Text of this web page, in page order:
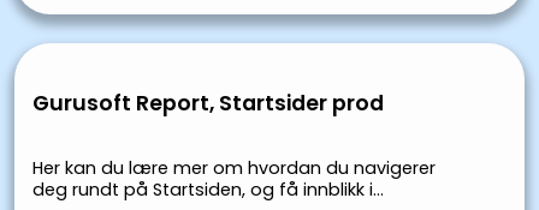
Gurusoft Report, Startsider prod
Her kan du lære mer om hvordan du navigerer
deg rundt på Startsiden, og få innblikk i